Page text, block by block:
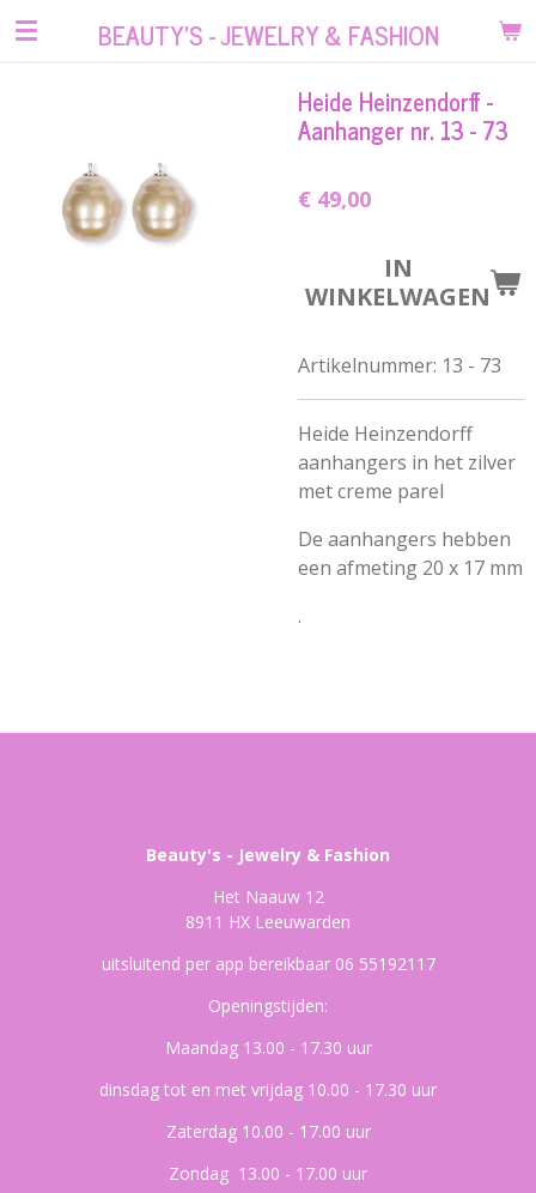
Ga
BEAUTY'S - JEWELRY & FASHION
Heide Heinzendorff -
Aanhanger nr. 13 - 73
€ 49,00
IN
WINKELWAGEN
Artikelnummer: 13 - 73
Heide Heinzendorff
aanhangers in het zilver
met creme parel
De aanhangers hebben
een afmeting 20 x 17 mm
.
Beauty's - Jewelry & Fashion
Het Naauw 12
8911 HX Leeuwarden
uitsluitend per app bereikbaar 06 55192117
Openingstijden:
Maandag 13.00 - 17.30 uur
dinsdag tot en met vrijdag 10.00 - 17.30 uur
Zaterdag 10.00 - 17.00 uur
Zondag 13.00 - 17.00 uur